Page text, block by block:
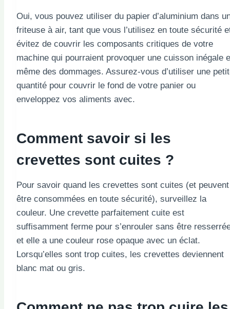
Oui, vous pouvez utiliser du papier d’aluminium dans
friteuse à air, tant que vous l’utilisez en toute sécurité
évitez de couvrir les composants critiques de votre
machine qui pourraient provoquer une cuisson inégale
même des dommages. Assurez-vous d’utiliser une
quantité pour couvrir le fond de votre panier ou
enveloppez vos aliments avec.
Comment savoir si les
crevettes sont cuites ?
Pour savoir quand les crevettes sont cuites (et peuvent
être consommées en toute sécurité), surveillez la
couleur. Une crevette parfaitement cuite est
suffisamment ferme pour s’enrouler sans être
et elle a une couleur rose opaque avec un éclat.
Lorsqu’elles sont trop cuites, les crevettes deviennent
blanc mat ou gris.